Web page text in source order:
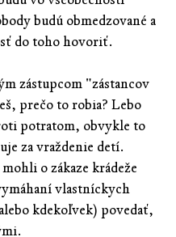
budú obmedzované a
do toho hovoriť.
zástupcom "zástancov
prečo to robia? Lebo
potratom, obvykle to
za vraždenie detí.
o zákaze krádeže
vlastníckych
kdekoľvek) povedať,